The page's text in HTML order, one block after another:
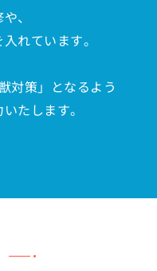
、
れています。
対策」となるよう
たします。